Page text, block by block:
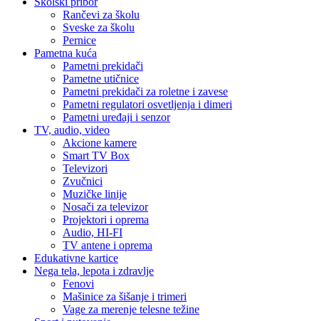
Rančevi za školu
Sveske za školu
Pernice
Pametna kuća
Pametni prekidači
Pametne utičnice
Pametni prekidači za roletne i zavese
Pametni regulatori osvetljenja i dimeri
Pametni uređaji i senzor
TV, audio, video
Akcione kamere
Smart TV Box
Televizori
Zvučnici
Muzičke linije
Nosači za televizor
Projektori i oprema
Audio, HI-FI
TV antene i oprema
Edukativne kartice
Nega tela, lepota i zdravlje
Fenovi
Mašinice za šišanje i trimeri
Vage za merenje telesne težine